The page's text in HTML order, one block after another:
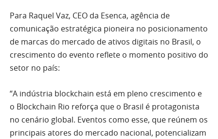
Para Raquel Vaz, CEO da Esenca, agência de
comunicação estratégica pioneira no posicionamento
de marcas do mercado de ativos digitais no Brasil, o
crescimento do evento reflete o momento positivo do
setor no país:
“A indústria blockchain está em pleno crescimento e
o Blockchain Rio reforça que o Brasil é protagonista
no cenário global. Eventos como esse, que reúnem os
principais atores do mercado nacional, potencializam